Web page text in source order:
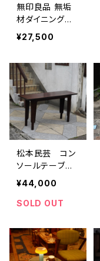
無印良品 無垢
材ダイニングテ
ーブル
¥27,500
松本民芸 コン
ソールテーブ
ル "義"
¥44,000
SOLD OUT